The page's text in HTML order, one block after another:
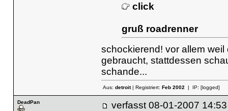
click
gruß roadrenner
schockierend! vor allem
gebraucht, stattdessen
schande...
Aus: detroit| Registriert: Feb 2002| IP: [logged]
DeadPan verfasst 08-01-2007